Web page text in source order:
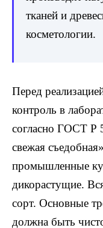
тканей и
косметологии.
Перед
контроль в
согласно ГОСТ Р
свежая
промышленные
дикорастущие.
сорт. Основные
должна быть